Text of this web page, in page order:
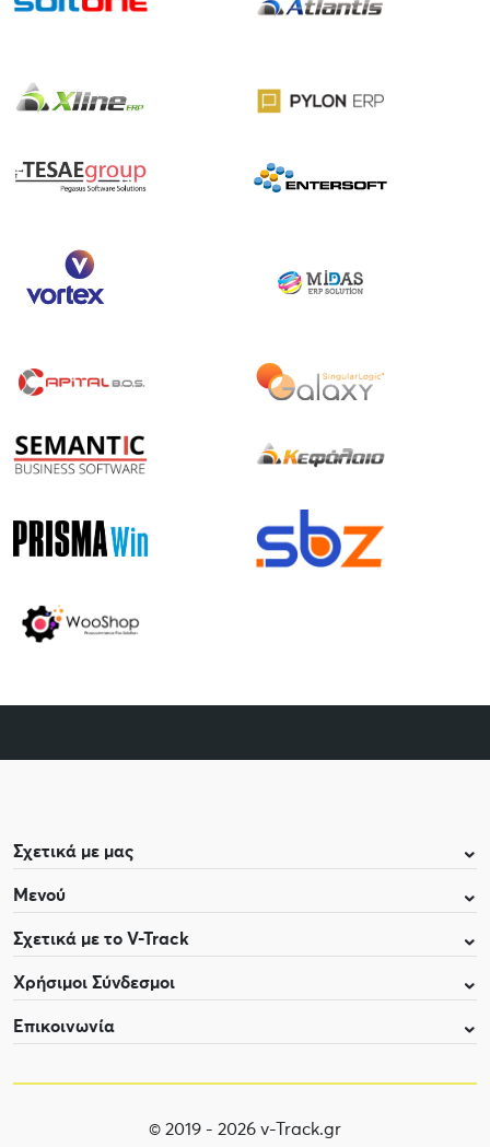
Σχετικά με μας
Μενού
Σχετικά με το V-Track
Χρήσιμοι Σύνδεσμοι
Επικοινωνία
© 2019 - 2026 v-Track.gr